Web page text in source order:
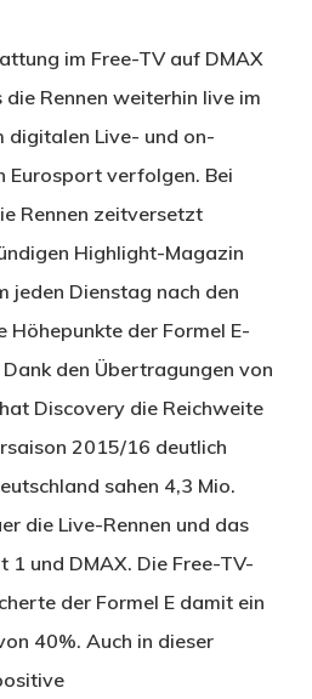
im Free-TV auf DMAX
die Rennen weiterhin live im
digitalen Live- und on-
Eurosport verfolgen. Bei
Rennen zeitversetzt
Highlight-Magazin
jeden Dienstag nach den
Höhepunkte der Formel E-
den Übertragungen von
Discovery die Reichweite
2015/16 deutlich
sahen 4,3 Mio.
die Live-Rennen und das
1 und DMAX. Die Free-TV-
der Formel E damit ein
40%. Auch in dieser